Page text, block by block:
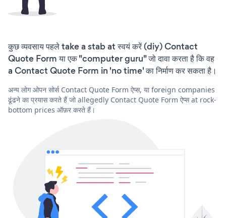
कुछ व्यवसाय पहले take a stab at स्वयं करें (diy) Contact
Quote Form या एक "computer guru" जो दावा करता है कि वह
a Contact Quote Form in 'no time' का निर्माण कर सकता है।
अन्य लोग ओपन सोर्स Contact Quote Form ऐप्स, या foreign companies
ढूंढने का प्रयास करते हैं जो allegedly Contact Quote Form ऐप्स at rock-
bottom prices ऑफ़र करते हैं।